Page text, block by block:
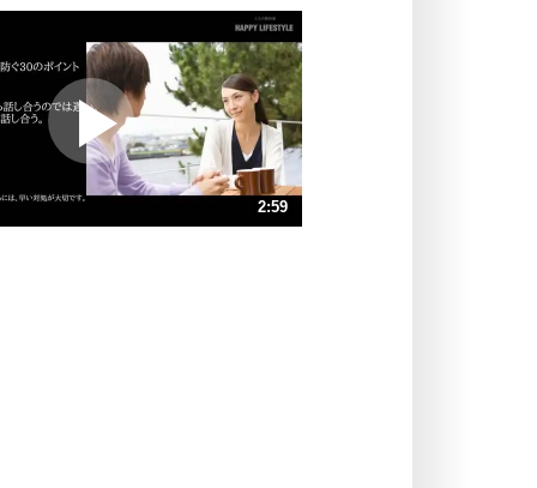
いっそのこと、他人を見ない。
いらいらしない人になる30の方法
プラス思考
ポジティブになれない原因は、行動
しないから。
ポジティブ思考になる30の方法
ストレス対策
2:59